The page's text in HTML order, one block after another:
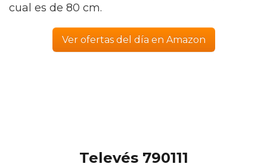
cual es de 80 cm.
Ver ofertas del día en Amazon
Televés 790111